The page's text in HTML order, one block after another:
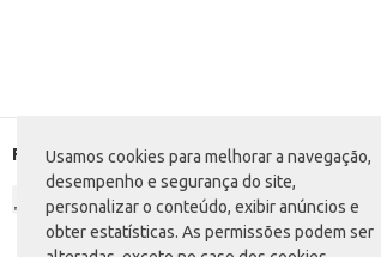
Usamos cookies para melhorar a navegação,
desempenho e segurança do site,
personalizar o conteúdo, exibir anúncios e
obter estatísticas. As permissões podem ser
Formas de pagamento